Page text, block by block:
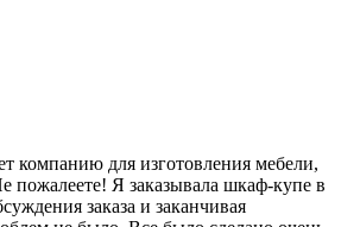
компанию для изготовления мебели,
пожалеете! Я заказывала шкаф-купе в
заказа и заканчивая